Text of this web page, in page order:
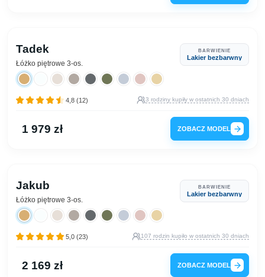
Tadek
Łóżko piętrowe 3-os.
BARWIENIE
Lakier bezbarwny
4,8 (12) 3 rodziny kupiły w ostatnich 30 dniach
1 979 zł ZOBACZ MODEL
Jakub
Łóżko piętrowe 3-os.
BARWIENIE
Lakier bezbarwny
5,0 (23) 107 rodzin kupiło w ostatnich 30 dniach
2 169 zł ZOBACZ MODEL